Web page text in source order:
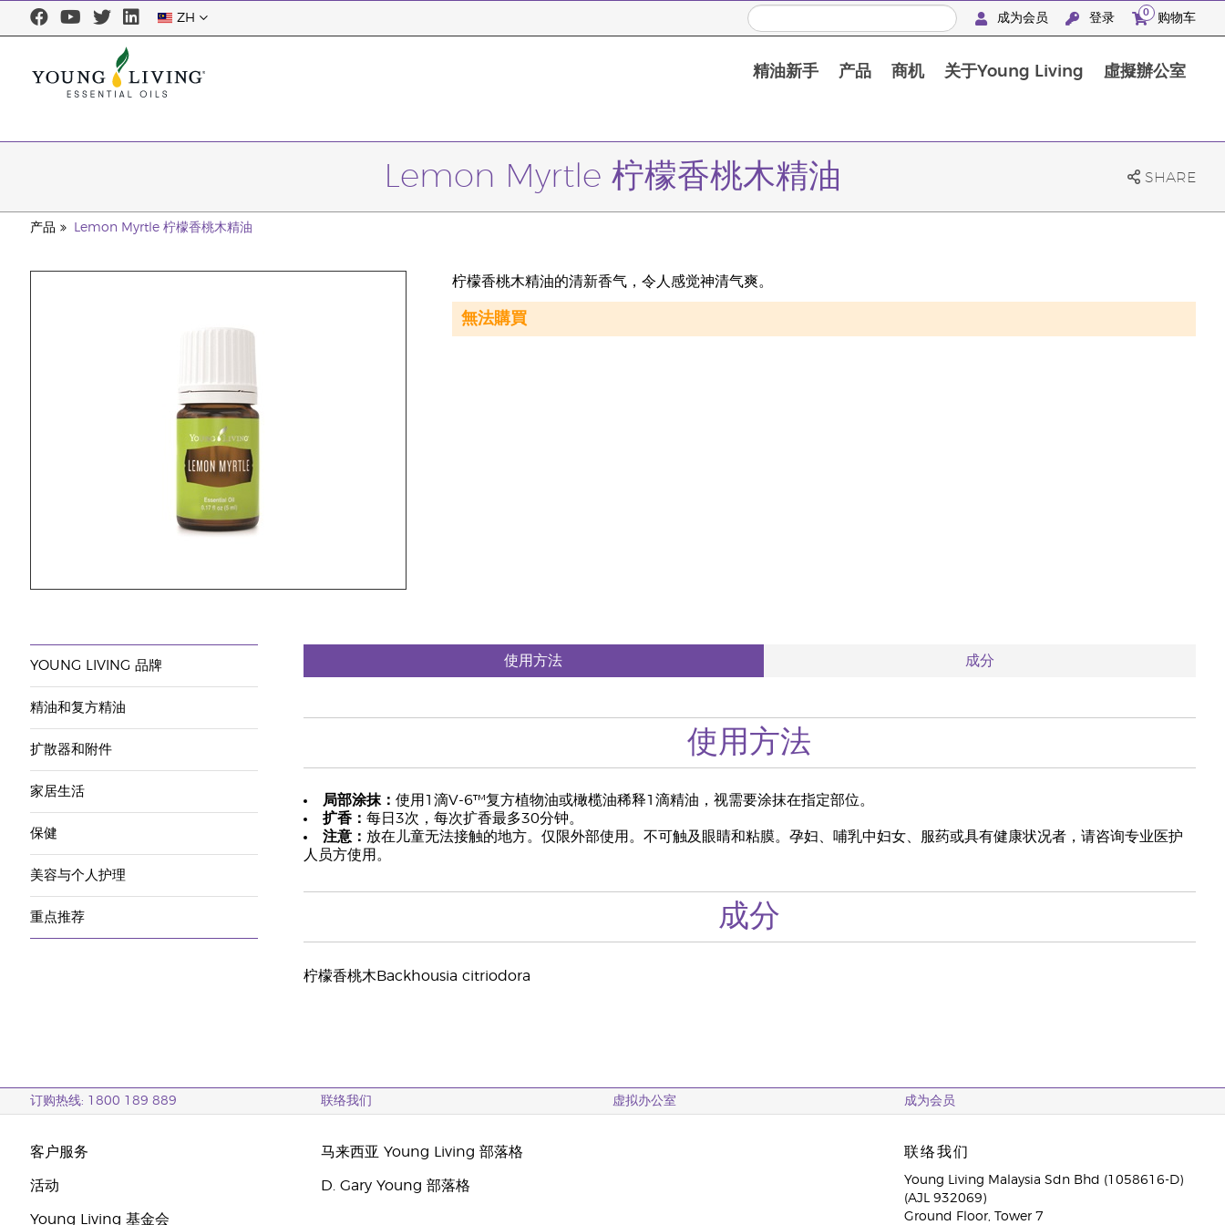
ZH 成为会员 登录 0 购物车
精油新手 产品 商机 关于Young Living 虛擬辦公室
Lemon Myrtle 柠檬香桃木精油 SHARE
产品 Lemon Myrtle 柠檬香桃木精油
柠檬香桃木精油的清新香气，令人感觉神清气爽。
無法購買
YOUNG LIVING 品牌
精油和复方精油
扩散器和附件
家居生活
保健
美容与个人护理
重点推荐
使用方法 成分
使用方法
局部涂抹： 使用1滴V-6™复方植物油或橄榄油稀释1滴精油，视需要涂抹在指定部位。
扩香： 每日3次，每次扩香最多30分钟。
注意： 放在儿童无法接触的地方。仅限外部使用。不可触及眼睛和粘膜。孕妇、哺乳中妇女、服药或具有健康状况者，请咨询专业医护
人员方使用。
成分
柠檬香桃木Backhousia citriodora
订购热线: 1800 189 889 联络我们 虚拟办公室 成为会员
客户服务
活动
Young Living 基金会
马来西亚 Young Living 部落格
D. Gary Young 部落格
联络我们
Young Living Malaysia Sdn Bhd (1058616-D)
(AJL 932069)
Ground Floor, Tower 7